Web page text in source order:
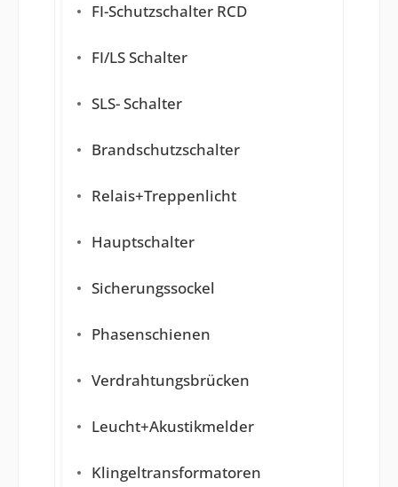
FI-Schutzschalter RCD
FI/LS Schalter
SLS- Schalter
Brandschutzschalter
Relais+Treppenlicht
Hauptschalter
Sicherungssockel
Phasenschienen
Verdrahtungsbrücken
Leucht+Akustikmelder
Klingeltransformatoren